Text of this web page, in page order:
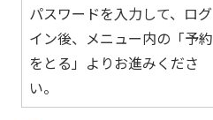
パスワードを入力して、ログ
イン後、メニュー内の「予約
をとる」よりお進みくださ
い。